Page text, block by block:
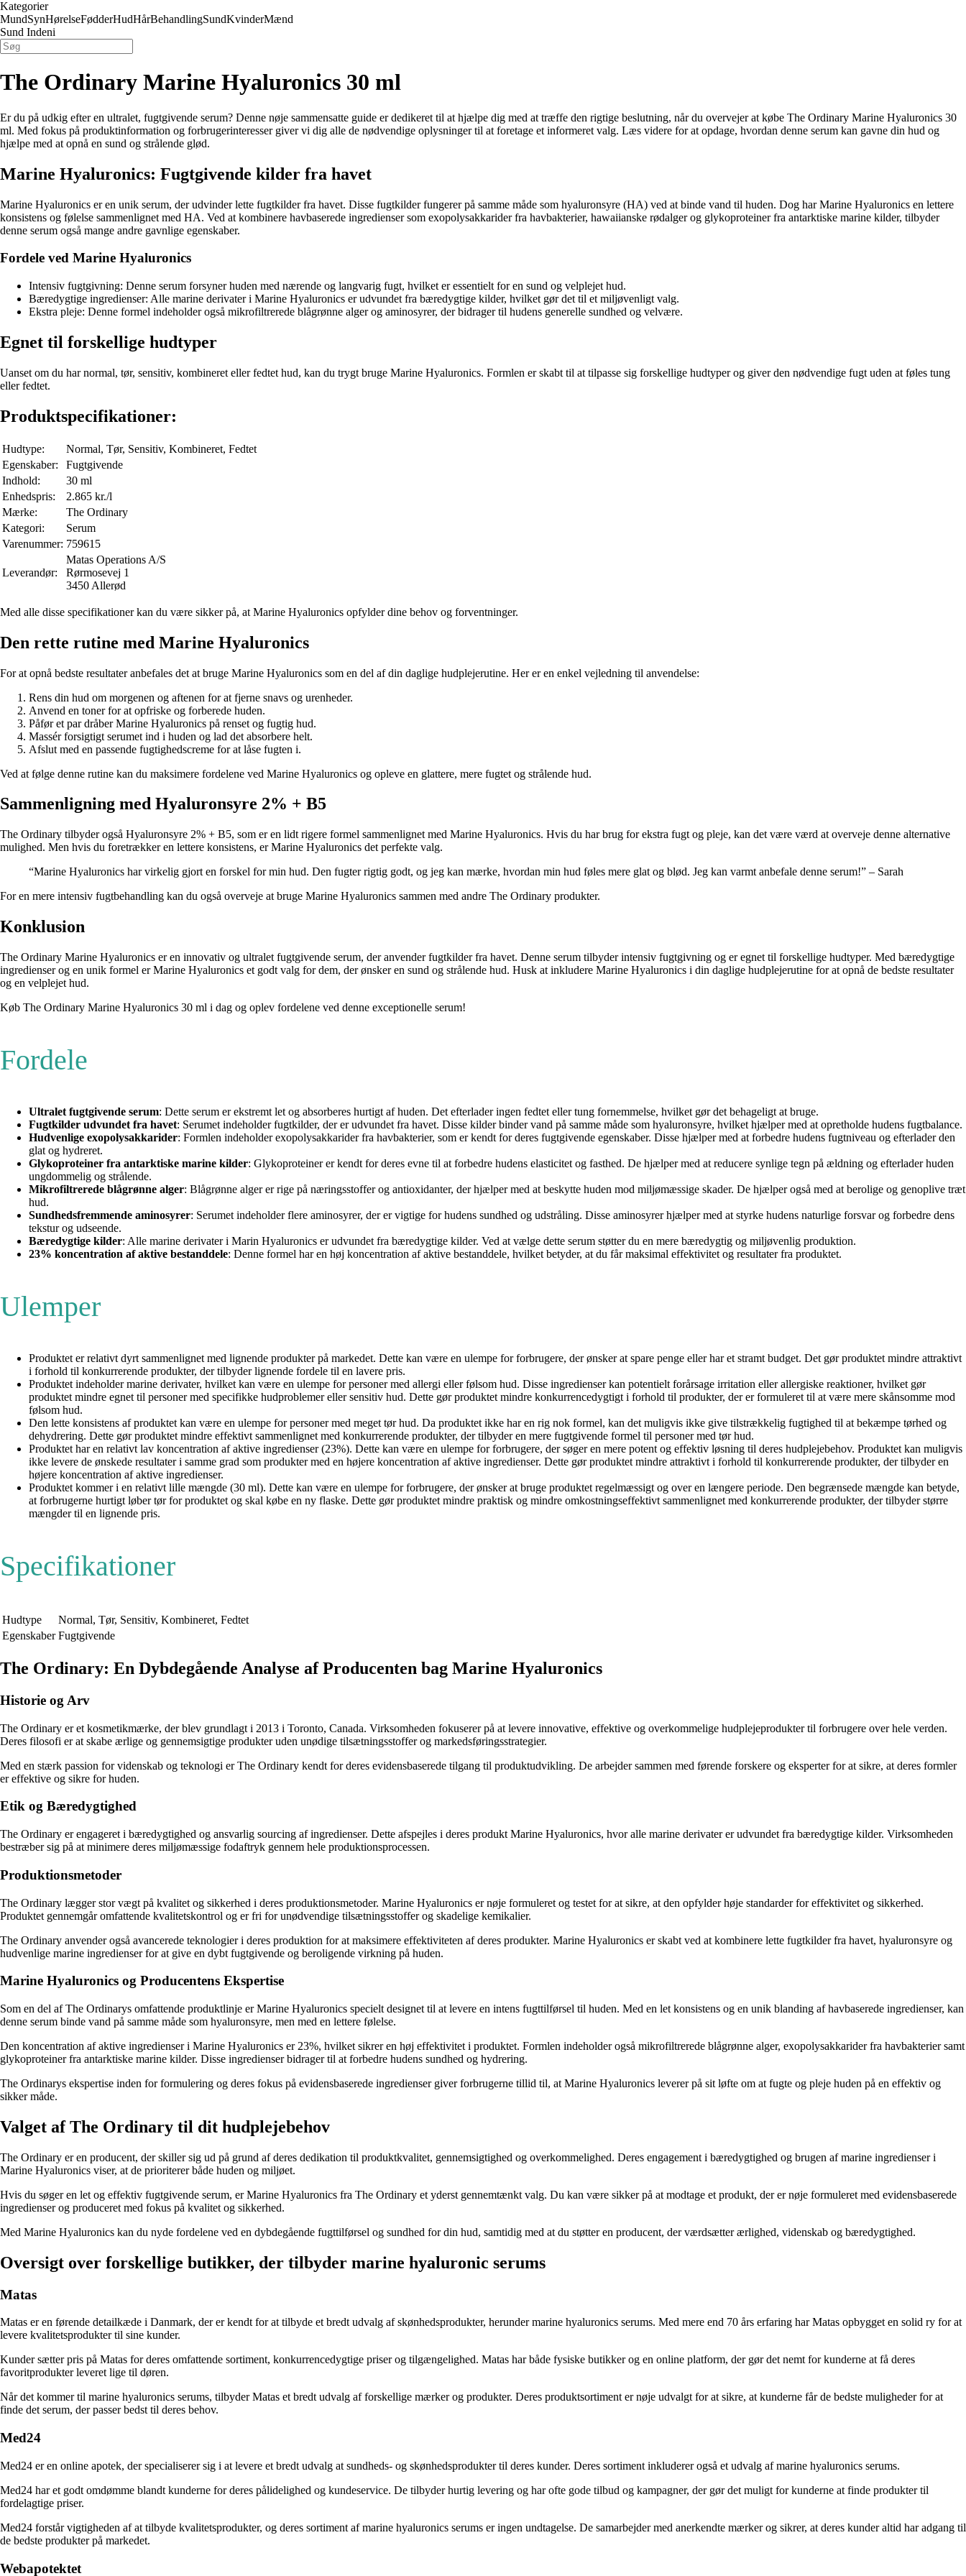
Kategorier
MundSynHørelseFødderHudHårBehandlingSundKvinderMænd
Sund Indeni
The Ordinary Marine Hyaluronics 30 ml
Er du på udkig efter en ultralet, fugtgivende serum? Denne nøje sammensatte guide er dedikeret til at hjælpe dig med at træffe den rigtige beslutning, når du overvejer at købe The Ordinary Marine Hyaluronics 30
ml. Med fokus på produktinformation og forbrugerinteresser giver vi dig alle de nødvendige oplysninger til at foretage et informeret valg. Læs videre for at opdage, hvordan denne serum kan gavne din hud og
hjælpe med at opnå en sund og strålende glød.
Marine Hyaluronics: Fugtgivende kilder fra havet
Marine Hyaluronics er en unik serum, der udvinder lette fugtkilder fra havet. Disse fugtkilder fungerer på samme måde som hyaluronsyre (HA) ved at binde vand til huden. Dog har Marine Hyaluronics en lettere
konsistens og følelse sammenlignet med HA. Ved at kombinere havbaserede ingredienser som exopolysakkarider fra havbakterier, hawaiianske rødalger og glykoproteiner fra antarktiske marine kilder, tilbyder
denne serum også mange andre gavnlige egenskaber.
Fordele ved Marine Hyaluronics
Intensiv fugtgivning: Denne serum forsyner huden med nærende og langvarig fugt, hvilket er essentielt for en sund og velplejet hud.
Bæredygtige ingredienser: Alle marine derivater i Marine Hyaluronics er udvundet fra bæredygtige kilder, hvilket gør det til et miljøvenligt valg.
Ekstra pleje: Denne formel indeholder også mikrofiltrerede blågrønne alger og aminosyrer, der bidrager til hudens generelle sundhed og velvære.
Egnet til forskellige hudtyper
Uanset om du har normal, tør, sensitiv, kombineret eller fedtet hud, kan du trygt bruge Marine Hyaluronics. Formlen er skabt til at tilpasse sig forskellige hudtyper og giver den nødvendige fugt uden at føles tung
eller fedtet.
Produktspecifikationer:
Hudtype:
Normal, Tør, Sensitiv, Kombineret, Fedtet
Egenskaber:
Fugtgivende
Indhold:
30 ml
Enhedspris:
2.865 kr./l
Mærke:
The Ordinary
Kategori:
Serum
Varenummer: 759615
Leverandør:
Matas Operations A/S
Rørmosevej 1
3450 Allerød
Med alle disse specifikationer kan du være sikker på, at Marine Hyaluronics opfylder dine behov og forventninger.
Den rette rutine med Marine Hyaluronics
For at opnå bedste resultater anbefales det at bruge Marine Hyaluronics som en del af din daglige hudplejerutine. Her er en enkel vejledning til anvendelse:
Rens din hud om morgenen og aftenen for at fjerne snavs og urenheder.
Anvend en toner for at opfriske og forberede huden.
Påfør et par dråber Marine Hyaluronics på renset og fugtig hud.
Massér forsigtigt serumet ind i huden og lad det absorbere helt.
Afslut med en passende fugtighedscreme for at låse fugten i.
Ved at følge denne rutine kan du maksimere fordelene ved Marine Hyaluronics og opleve en glattere, mere fugtet og strålende hud.
Sammenligning med Hyaluronsyre 2% + B5
The Ordinary tilbyder også Hyaluronsyre 2% + B5, som er en lidt rigere formel sammenlignet med Marine Hyaluronics. Hvis du har brug for ekstra fugt og pleje, kan det være værd at overveje denne alternative
mulighed. Men hvis du foretrækker en lettere konsistens, er Marine Hyaluronics det perfekte valg.
“Marine Hyaluronics har virkelig gjort en forskel for min hud. Den fugter rigtig godt, og jeg kan mærke, hvordan min hud føles mere glat og blød. Jeg kan varmt anbefale denne serum!” – Sarah
For en mere intensiv fugtbehandling kan du også overveje at bruge Marine Hyaluronics sammen med andre The Ordinary produkter.
Konklusion
The Ordinary Marine Hyaluronics er en innovativ og ultralet fugtgivende serum, der anvender fugtkilder fra havet. Denne serum tilbyder intensiv fugtgivning og er egnet til forskellige hudtyper. Med bæredygtige
ingredienser og en unik formel er Marine Hyaluronics et godt valg for dem, der ønsker en sund og strålende hud. Husk at inkludere Marine Hyaluronics i din daglige hudplejerutine for at opnå de bedste resultater
og en velplejet hud.
Køb The Ordinary Marine Hyaluronics 30 ml i dag og oplev fordelene ved denne exceptionelle serum!
Fordele
Ultralet fugtgivende serum: Dette serum er ekstremt let og absorberes hurtigt af huden. Det efterlader ingen fedtet eller tung fornemmelse, hvilket gør det behageligt at bruge.
Fugtkilder udvundet fra havet: Serumet indeholder fugtkilder, der er udvundet fra havet. Disse kilder binder vand på samme måde som hyaluronsyre, hvilket hjælper med at opretholde hudens fugtbalance.
Hudvenlige exopolysakkarider: Formlen indeholder exopolysakkarider fra havbakterier, som er kendt for deres fugtgivende egenskaber. Disse hjælper med at forbedre hudens fugtniveau og efterlader den
glat og hydreret.
Glykoproteiner fra antarktiske marine kilder: Glykoproteiner er kendt for deres evne til at forbedre hudens elasticitet og fasthed. De hjælper med at reducere synlige tegn på ældning og efterlader huden
ungdommelig og strålende.
Mikrofiltrerede blågrønne alger: Blågrønne alger er rige på næringsstoffer og antioxidanter, der hjælper med at beskytte huden mod miljømæssige skader. De hjælper også med at berolige og genoplive træt
hud.
Sundhedsfremmende aminosyrer: Serumet indeholder flere aminosyrer, der er vigtige for hudens sundhed og udstråling. Disse aminosyrer hjælper med at styrke hudens naturlige forsvar og forbedre dens
tekstur og udseende.
Bæredygtige kilder: Alle marine derivater i Marin Hyaluronics er udvundet fra bæredygtige kilder. Ved at vælge dette serum støtter du en mere bæredygtig og miljøvenlig produktion.
23% koncentration af aktive bestanddele: Denne formel har en høj koncentration af aktive bestanddele, hvilket betyder, at du får maksimal effektivitet og resultater fra produktet.
Ulemper
Produktet er relativt dyrt sammenlignet med lignende produkter på markedet. Dette kan være en ulempe for forbrugere, der ønsker at spare penge eller har et stramt budget. Det gør produktet mindre attraktivt
i forhold til konkurrerende produkter, der tilbyder lignende fordele til en lavere pris.
Produktet indeholder marine derivater, hvilket kan være en ulempe for personer med allergi eller følsom hud. Disse ingredienser kan potentielt forårsage irritation eller allergiske reaktioner, hvilket gør
produktet mindre egnet til personer med specifikke hudproblemer eller sensitiv hud. Dette gør produktet mindre konkurrencedygtigt i forhold til produkter, der er formuleret til at være mere skånsomme mod
følsom hud.
Den lette konsistens af produktet kan være en ulempe for personer med meget tør hud. Da produktet ikke har en rig nok formel, kan det muligvis ikke give tilstrækkelig fugtighed til at bekæmpe tørhed og
dehydrering. Dette gør produktet mindre effektivt sammenlignet med konkurrerende produkter, der tilbyder en mere fugtgivende formel til personer med tør hud.
Produktet har en relativt lav koncentration af aktive ingredienser (23%). Dette kan være en ulempe for forbrugere, der søger en mere potent og effektiv løsning til deres hudplejebehov. Produktet kan muligvis
ikke levere de ønskede resultater i samme grad som produkter med en højere koncentration af aktive ingredienser. Dette gør produktet mindre attraktivt i forhold til konkurrerende produkter, der tilbyder en
højere koncentration af aktive ingredienser.
Produktet kommer i en relativt lille mængde (30 ml). Dette kan være en ulempe for forbrugere, der ønsker at bruge produktet regelmæssigt og over en længere periode. Den begrænsede mængde kan betyde,
at forbrugerne hurtigt løber tør for produktet og skal købe en ny flaske. Dette gør produktet mindre praktisk og mindre omkostningseffektivt sammenlignet med konkurrerende produkter, der tilbyder større
mængder til en lignende pris.
Specifikationer
Hudtype
Normal, Tør, Sensitiv, Kombineret, Fedtet
Egenskaber Fugtgivende
The Ordinary: En Dybdegående Analyse af Producenten bag Marine Hyaluronics
Historie og Arv
The Ordinary er et kosmetikmærke, der blev grundlagt i 2013 i Toronto, Canada. Virksomheden fokuserer på at levere innovative, effektive og overkommelige hudplejeprodukter til forbrugere over hele verden.
Deres filosofi er at skabe ærlige og gennemsigtige produkter uden unødige tilsætningsstoffer og markedsføringsstrategier.
Med en stærk passion for videnskab og teknologi er The Ordinary kendt for deres evidensbaserede tilgang til produktudvikling. De arbejder sammen med førende forskere og eksperter for at sikre, at deres formler
er effektive og sikre for huden.
Etik og Bæredygtighed
The Ordinary er engageret i bæredygtighed og ansvarlig sourcing af ingredienser. Dette afspejles i deres produkt Marine Hyaluronics, hvor alle marine derivater er udvundet fra bæredygtige kilder. Virksomheden
bestræber sig på at minimere deres miljømæssige fodaftryk gennem hele produktionsprocessen.
Produktionsmetoder
The Ordinary lægger stor vægt på kvalitet og sikkerhed i deres produktionsmetoder. Marine Hyaluronics er nøje formuleret og testet for at sikre, at den opfylder høje standarder for effektivitet og sikkerhed.
Produktet gennemgår omfattende kvalitetskontrol og er fri for unødvendige tilsætningsstoffer og skadelige kemikalier.
The Ordinary anvender også avancerede teknologier i deres produktion for at maksimere effektiviteten af deres produkter. Marine Hyaluronics er skabt ved at kombinere lette fugtkilder fra havet, hyaluronsyre og
hudvenlige marine ingredienser for at give en dybt fugtgivende og beroligende virkning på huden.
Marine Hyaluronics og Producentens Ekspertise
Som en del af The Ordinarys omfattende produktlinje er Marine Hyaluronics specielt designet til at levere en intens fugttilførsel til huden. Med en let konsistens og en unik blanding af havbaserede ingredienser, kan
denne serum binde vand på samme måde som hyaluronsyre, men med en lettere følelse.
Den koncentration af aktive ingredienser i Marine Hyaluronics er 23%, hvilket sikrer en høj effektivitet i produktet. Formlen indeholder også mikrofiltrerede blågrønne alger, exopolysakkarider fra havbakterier samt
glykoproteiner fra antarktiske marine kilder. Disse ingredienser bidrager til at forbedre hudens sundhed og hydrering.
The Ordinarys ekspertise inden for formulering og deres fokus på evidensbaserede ingredienser giver forbrugerne tillid til, at Marine Hyaluronics leverer på sit løfte om at fugte og pleje huden på en effektiv og
sikker måde.
Valget af The Ordinary til dit hudplejebehov
The Ordinary er en producent, der skiller sig ud på grund af deres dedikation til produktkvalitet, gennemsigtighed og overkommelighed. Deres engagement i bæredygtighed og brugen af marine ingredienser i
Marine Hyaluronics viser, at de prioriterer både huden og miljøet.
Hvis du søger en let og effektiv fugtgivende serum, er Marine Hyaluronics fra The Ordinary et yderst gennemtænkt valg. Du kan være sikker på at modtage et produkt, der er nøje formuleret med evidensbaserede
ingredienser og produceret med fokus på kvalitet og sikkerhed.
Med Marine Hyaluronics kan du nyde fordelene ved en dybdegående fugttilførsel og sundhed for din hud, samtidig med at du støtter en producent, der værdsætter ærlighed, videnskab og bæredygtighed.
Oversigt over forskellige butikker, der tilbyder marine hyaluronic serums
Matas
Matas er en førende detailkæde i Danmark, der er kendt for at tilbyde et bredt udvalg af skønhedsprodukter, herunder marine hyaluronics serums. Med mere end 70 års erfaring har Matas opbygget en solid ry for at
levere kvalitetsprodukter til sine kunder.
Kunder sætter pris på Matas for deres omfattende sortiment, konkurrencedygtige priser og tilgængelighed. Matas har både fysiske butikker og en online platform, der gør det nemt for kunderne at få deres
favoritprodukter leveret lige til døren.
Når det kommer til marine hyaluronics serums, tilbyder Matas et bredt udvalg af forskellige mærker og produkter. Deres produktsortiment er nøje udvalgt for at sikre, at kunderne får de bedste muligheder for at
finde det serum, der passer bedst til deres behov.
Med24
Med24 er en online apotek, der specialiserer sig i at levere et bredt udvalg at sundheds- og skønhedsprodukter til deres kunder. Deres sortiment inkluderer også et udvalg af marine hyaluronics serums.
Med24 har et godt omdømme blandt kunderne for deres pålidelighed og kundeservice. De tilbyder hurtig levering og har ofte gode tilbud og kampagner, der gør det muligt for kunderne at finde produkter til
fordelagtige priser.
Med24 forstår vigtigheden af at tilbyde kvalitetsprodukter, og deres sortiment af marine hyaluronics serums er ingen undtagelse. De samarbejder med anerkendte mærker og sikrer, at deres kunder altid har adgang til
de bedste produkter på markedet.
Webapotektet